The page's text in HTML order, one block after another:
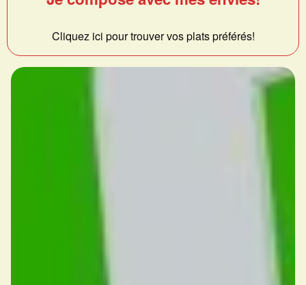
Cliquez ici pour trouver vos plats préférés!